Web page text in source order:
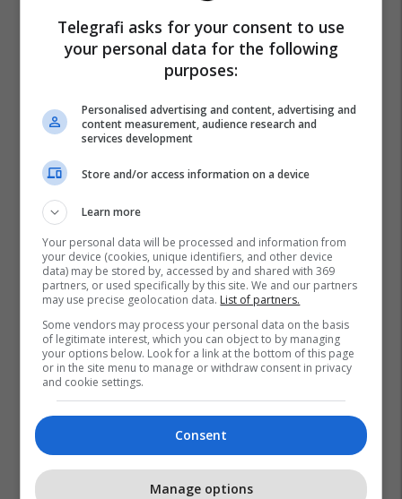
Telegrafi asks for your consent to use
your personal data for the following
purposes:
Personalised advertising and content, advertising and
content measurement, audience research and
services development
Store and/or access information on a device
Learn more
Your personal data will be processed and information from
your device (cookies, unique identifiers, and other device
data) may be stored by, accessed by and shared with 369
partners, or used specifically by this site. We and our partners
may use precise geolocation data. List of partners.
Some vendors may process your personal data on the basis
of legitimate interest, which you can object to by managing
your options below. Look for a link at the bottom of this page
or in the site menu to manage or withdraw consent in privacy
and cookie settings.
Consent
Manage options